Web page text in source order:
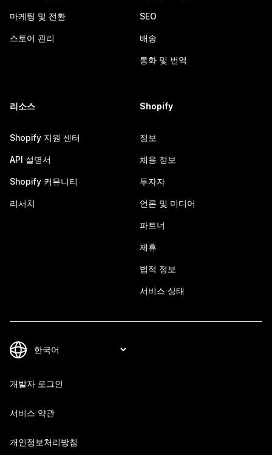
마케팅 및 전환
스토어 관리
SEO
배송
통화 및 번역
리소스
Shopify 지원 센터
API 설명서
Shopify 커뮤니티
리서치
Shopify
정보
채용 정보
투자자
언론 및 미디어
파트너
제휴
법적 정보
서비스 상태
개발자 로그인
서비스 약관
개인정보처리방침